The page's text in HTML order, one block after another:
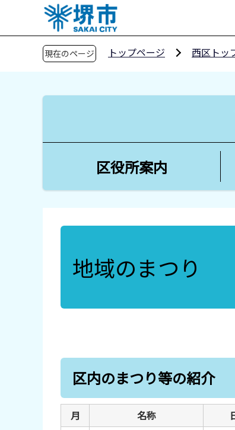
ペ
現在のページ トップページ 西区トッ
区役所案内
地域のまつり
区内のまつり等の紹介
月 名称